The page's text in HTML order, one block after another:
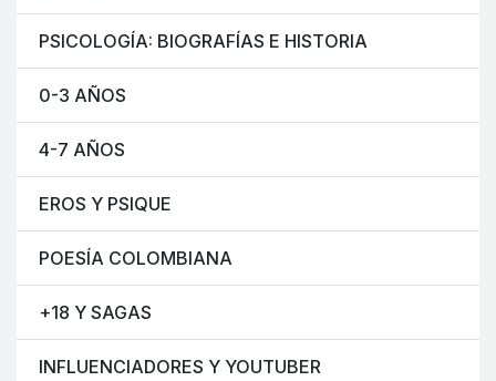
PSICOLOGÍA: BIOGRAFÍAS E HISTORIA
0-3 AÑOS
4-7 AÑOS
EROS Y PSIQUE
POESÍA COLOMBIANA
+18 Y SAGAS
INFLUENCIADORES Y YOUTUBER